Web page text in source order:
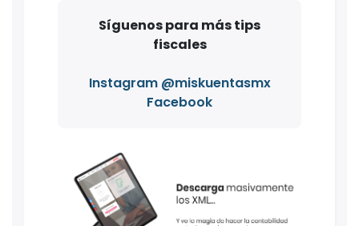
Síguenos para más tips
fiscales
Instagram @miskuentasmx
Facebook